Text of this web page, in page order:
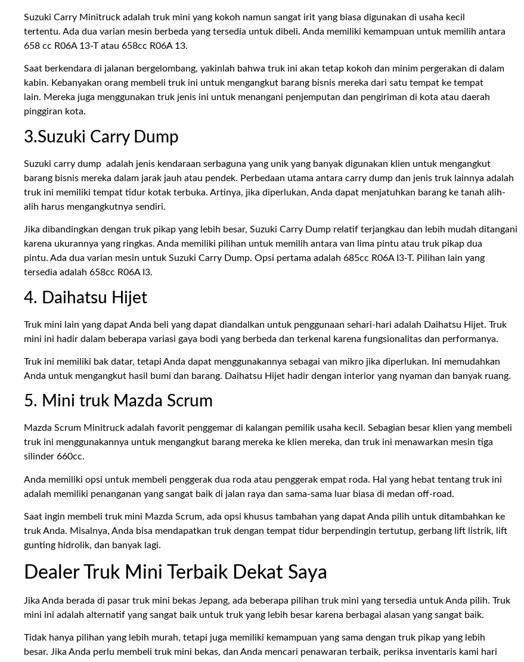
Suzuki Carry Minitruck adalah truk mini yang kokoh namun sangat irit yang biasa digunakan di usaha kecil
tertentu. Ada dua varian mesin berbeda yang tersedia untuk dibeli. Anda memiliki kemampuan untuk memilih antara
658 cc R06A 13-T atau 658cc R06A 13.
Saat berkendara di jalanan bergelombang, yakinlah bahwa truk ini akan tetap kokoh dan minim pergerakan di dalam
kabin. Kebanyakan orang membeli truk ini untuk mengangkut barang bisnis mereka dari satu tempat ke tempat
lain. Mereka juga menggunakan truk jenis ini untuk menangani penjemputan dan pengiriman di kota atau daerah
pinggiran kota.
3.Suzuki Carry Dump
Suzuki carry dump adalah jenis kendaraan serbaguna yang unik yang banyak digunakan klien untuk mengangkut
barang bisnis mereka dalam jarak jauh atau pendek. Perbedaan utama antara carry dump dan jenis truk lainnya adalah
truk ini memiliki tempat tidur kotak terbuka. Artinya, jika diperlukan, Anda dapat menjatuhkan barang ke tanah alih-
alih harus mengangkutnya sendiri.
Jika dibandingkan dengan truk pikap yang lebih besar, Suzuki Carry Dump relatif terjangkau dan lebih mudah ditangani
karena ukurannya yang ringkas. Anda memiliki pilihan untuk memilih antara van lima pintu atau truk pikap dua
pintu. Ada dua varian mesin untuk Suzuki Carry Dump. Opsi pertama adalah 685cc R06A I3-T. Pilihan lain yang
tersedia adalah 658cc R06A I3.
4. Daihatsu Hijet
Truk mini lain yang dapat Anda beli yang dapat diandalkan untuk penggunaan sehari-hari adalah Daihatsu Hijet. Truk
mini ini hadir dalam beberapa variasi gaya bodi yang berbeda dan terkenal karena fungsionalitas dan performanya.
Truk ini memiliki bak datar, tetapi Anda dapat menggunakannya sebagai van mikro jika diperlukan. Ini memudahkan
Anda untuk mengangkut hasil bumi dan barang. Daihatsu Hijet hadir dengan interior yang nyaman dan banyak ruang.
5. Mini truk Mazda Scrum
Mazda Scrum Minitruck adalah favorit penggemar di kalangan pemilik usaha kecil. Sebagian besar klien yang membeli
truk ini menggunakannya untuk mengangkut barang mereka ke klien mereka, dan truk ini menawarkan mesin tiga
silinder 660cc.
Anda memiliki opsi untuk membeli penggerak dua roda atau penggerak empat roda. Hal yang hebat tentang truk ini
adalah memiliki penanganan yang sangat baik di jalan raya dan sama-sama luar biasa di medan off-road.
Saat ingin membeli truk mini Mazda Scrum, ada opsi khusus tambahan yang dapat Anda pilih untuk ditambahkan ke
truk Anda. Misalnya, Anda bisa mendapatkan truk dengan tempat tidur berpendingin tertutup, gerbang lift listrik, lift
gunting hidrolik, dan banyak lagi.
Dealer Truk Mini Terbaik Dekat Saya
Jika Anda berada di pasar truk mini bekas Jepang, ada beberapa pilihan truk mini yang tersedia untuk Anda pilih. Truk
mini ini adalah alternatif yang sangat baik untuk truk yang lebih besar karena berbagai alasan yang sangat baik.
Tidak hanya pilihan yang lebih murah, tetapi juga memiliki kemampuan yang sama dengan truk pikap yang lebih
besar. Jika Anda perlu membeli truk mini bekas, dan Anda mencari penawaran terbaik, periksa inventaris kami hari